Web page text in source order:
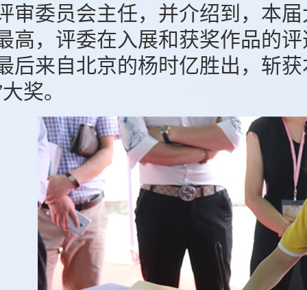
审委员会主任，并介绍到，本
高，评委在入展和获奖作品的
后来自北京的杨时亿胜出，斩
奖。